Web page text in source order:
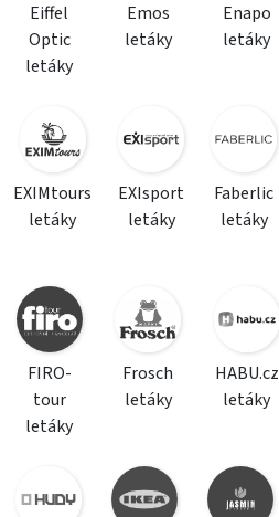
Eiffel
Optic
letáky
Emos
letáky
Enapo
letáky
EXIMtours
letáky
EXIsport
letáky
Faberlic
letáky
FIRO-
tour
letáky
Frosch
letáky
HABU.cz
letáky